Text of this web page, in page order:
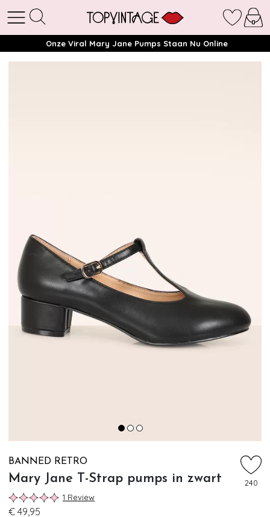
Onze Viral Mary Jane Pumps Staan Nu Online
BANNED RETRO
Mary Jane T-Strap pumps in zwart
240
1 Review
€ 49,95